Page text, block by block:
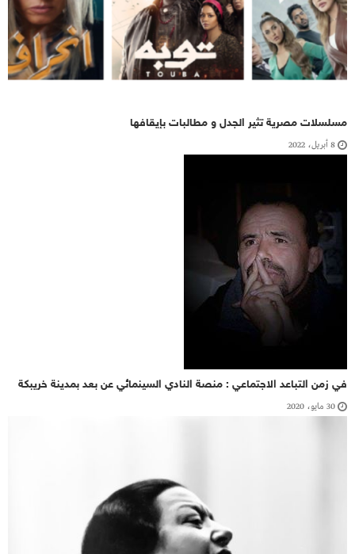
مسلسلات مصرية تثير الجدل و مطالبات بإيقافها
8 أبريل، 2022
في زمن التباعد الاجتماعي : منصة النادي السينمائي عن بعد بمدينة خريبكة
30 مايو، 2020